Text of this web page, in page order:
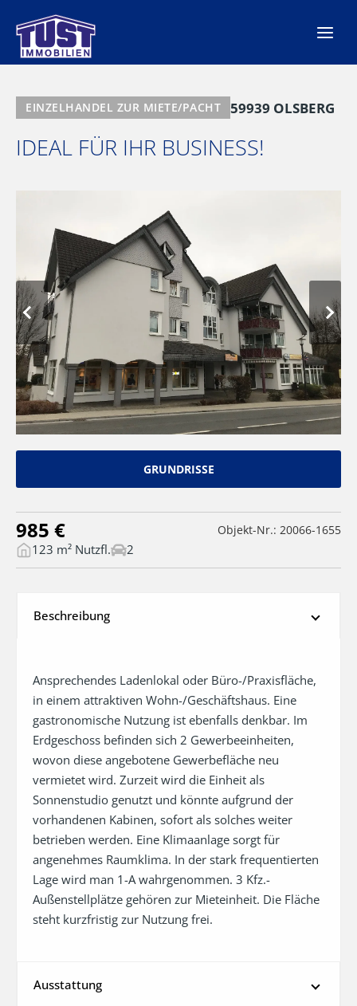
Inhalt
springen
EINZELHANDEL ZUR MIETE/PACHT 59939 OLSBERG
IDEAL FÜR IHR BUSINESS!
GRUNDRISSE
985 € Objekt-Nr.: 20066-1655
123 m² Nutzfl. 2
Beschreibung
Ansprechendes Ladenlokal oder Büro-/Praxisfläche,
in einem attraktiven Wohn-/Geschäftshaus. Eine
gastronomische Nutzung ist ebenfalls denkbar. Im
Erdgeschoss befinden sich 2 Gewerbeeinheiten,
wovon diese angebotene Gewerbefläche neu
vermietet wird. Zurzeit wird die Einheit als
Sonnenstudio genutzt und könnte aufgrund der
vorhandenen Kabinen, sofort als solches weiter
betrieben werden. Eine Klimaanlage sorgt für
angenehmes Raumklima. In der stark frequentierten
Lage wird man 1-A wahrgenommen. 3 Kfz.-
Außenstellplätze gehören zur Mieteinheit. Die Fläche
steht kurzfristig zur Nutzung frei.
Ausstattung